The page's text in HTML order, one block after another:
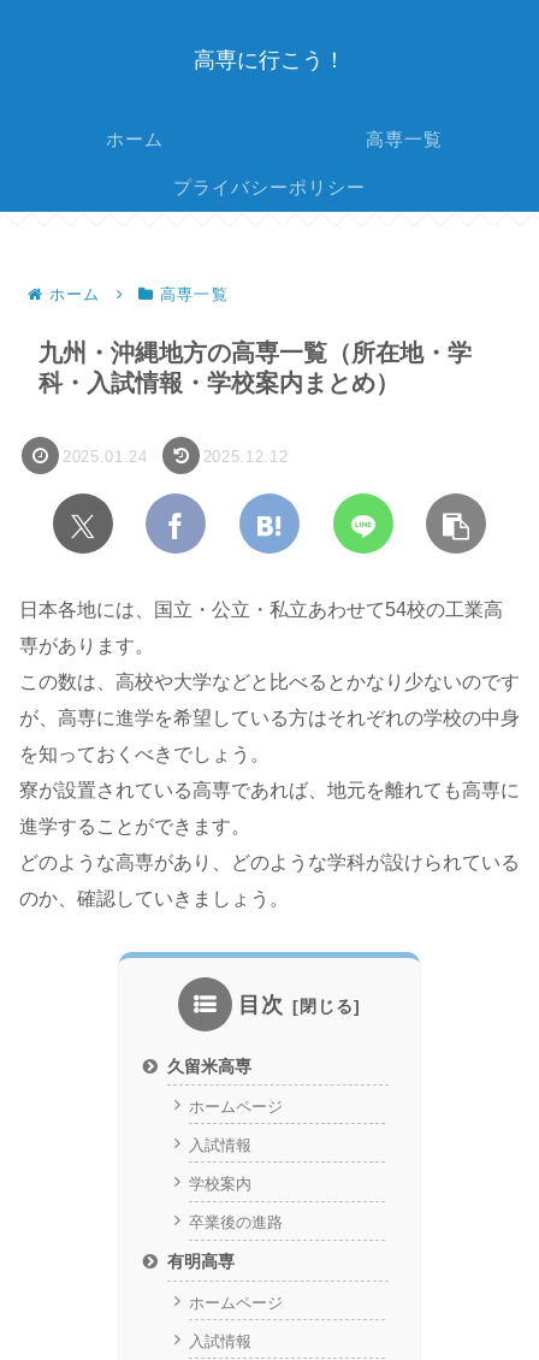
高専に行こう！
ホーム 高専一覧
プライバシーポリシー
ホーム 高専一覧
九州・沖縄地方の高専一覧（所在地・学
科・入試情報・学校案内まとめ）
2025.01.24 2025.12.12
日本各地には、国立・公立・私立あわせて54校の工業高
専があります。
この数は、高校や大学などと比べるとかなり少ないのです
が、高専に進学を希望している方はそれぞれの学校の中身
を知っておくべきでしょう。
寮が設置されている高専であれば、地元を離れても高専に
進学することができます。
どのような高専があり、どのような学科が設けられている
のか、確認していきましょう。
目次
久留米高専
ホームページ
入試情報
学校案内
卒業後の進路
有明高専
ホームページ
入試情報